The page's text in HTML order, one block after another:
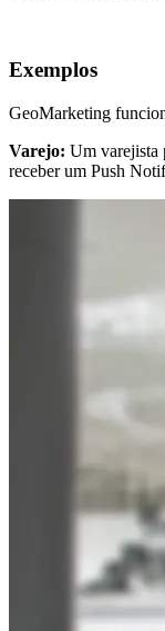
Exemplos
GeoMarketing
Varejo: Um varejista
receber um Push